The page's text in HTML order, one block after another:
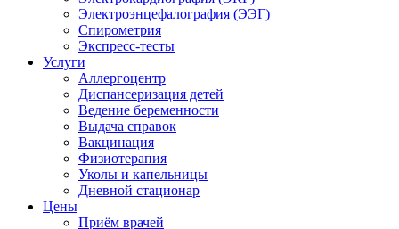
Электроэнцефалография (ЭЭГ)
Спирометрия
Экспресс-тесты
Услуги
Аллергоцентр
Диспансеризация детей
Ведение беременности
Выдача справок
Вакцинация
Физиотерапия
Уколы и капельницы
Дневной стационар
Цены
Приём врачей